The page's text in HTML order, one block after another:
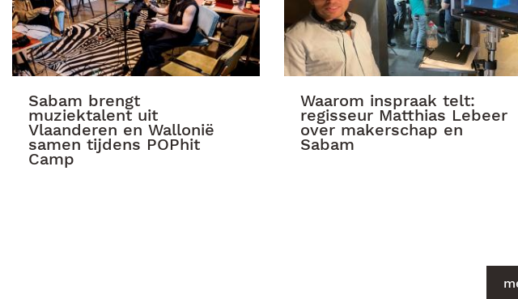
Sabam brengt
muziektalent uit
Vlaanderen en Wallonië
samen tijdens POPhit
Camp
Waarom inspraak telt:
regisseur Matthias Lebeer
over makerschap en
Sabam